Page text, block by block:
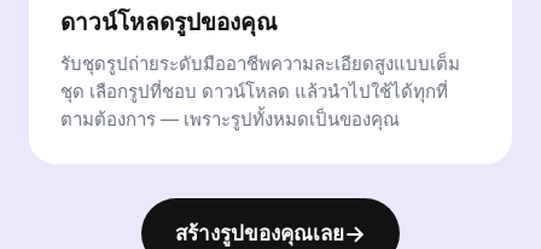
ดาวน์โหลดรูปของคุณ
รับชุดรูปถ่ายระดับมืออาชีพความละเอียดสูงแบบเต็ม
ชุด เลือกรูปที่ชอบ ดาวน์โหลด แล้วนำไปใช้ได้ทุกที่
ตามต้องการ — เพราะรูปทั้งหมดเป็นของคุณ
สร้างรูปของคุณเลย→